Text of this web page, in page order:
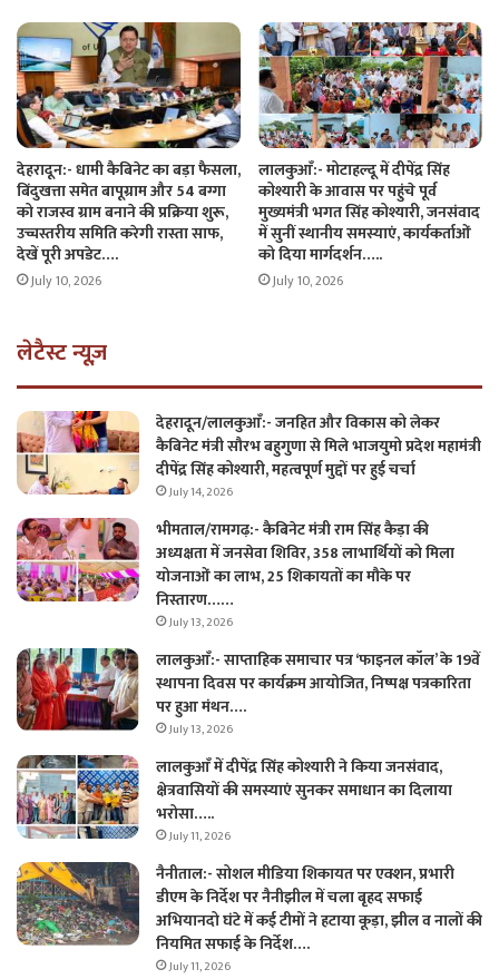
देहरादून:- धामी कैबिनेट का बड़ा फैसला,
बिंदुखत्ता समेत बापूग्राम और 54 बग्गा
को राजस्व ग्राम बनाने की प्रक्रिया शुरू,
उच्चस्तरीय समिति करेगी रास्ता साफ,
देखें पूरी अपडेट….
July 10, 2026
लालकुआँ:- मोटाहल्दू में दीपेंद्र सिंह
कोश्यारी के आवास पर पहुंचे पूर्व
मुख्यमंत्री भगत सिंह कोश्यारी, जनसंवाद
में सुनीं स्थानीय समस्याएं, कार्यकर्ताओं
को दिया मार्गदर्शन…..
July 10, 2026
लेटैस्ट न्यूज़
देहरादून/लालकुआँ:- जनहित और विकास को लेकर
कैबिनेट मंत्री सौरभ बहुगुणा से मिले भाजयुमो प्रदेश महामंत्री
दीपेंद्र सिंह कोश्यारी, महत्वपूर्ण मुद्दों पर हुई चर्चा
July 14, 2026
भीमताल/रामगढ़:- कैबिनेट मंत्री राम सिंह कैड़ा की
अध्यक्षता में जनसेवा शिविर, 358 लाभार्थियों को मिला
योजनाओं का लाभ, 25 शिकायतों का मौके पर
निस्तारण……
July 13, 2026
लालकुआँ:- साप्ताहिक समाचार पत्र ‘फाइनल कॉल’ के 19वें
स्थापना दिवस पर कार्यक्रम आयोजित, निष्पक्ष पत्रकारिता
पर हुआ मंथन….
July 13, 2026
लालकुआँ में दीपेंद्र सिंह कोश्यारी ने किया जनसंवाद,
क्षेत्रवासियों की समस्याएं सुनकर समाधान का दिलाया
भरोसा…..
July 11, 2026
नैनीताल:- सोशल मीडिया शिकायत पर एक्शन, प्रभारी
डीएम के निर्देश पर नैनीझील में चला बृहद सफाई
अभियानदो घंटे में कई टीमों ने हटाया कूड़ा, झील व नालों की
नियमित सफाई के निर्देश….
July 11, 2026